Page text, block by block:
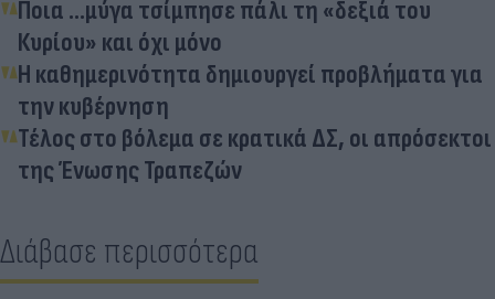
Ποια …μύγα τσίμπησε πάλι τη «δεξιά του
Κυρίου» και όχι μόνo
Η καθημερινότητα δημιουργεί προβλήματα για
την κυβέρνηση
Τέλος στο βόλεμα σε κρατικά ΔΣ, οι απρόσεκτοι
της Ένωσης Τραπεζών
Διάβασε περισσότερα